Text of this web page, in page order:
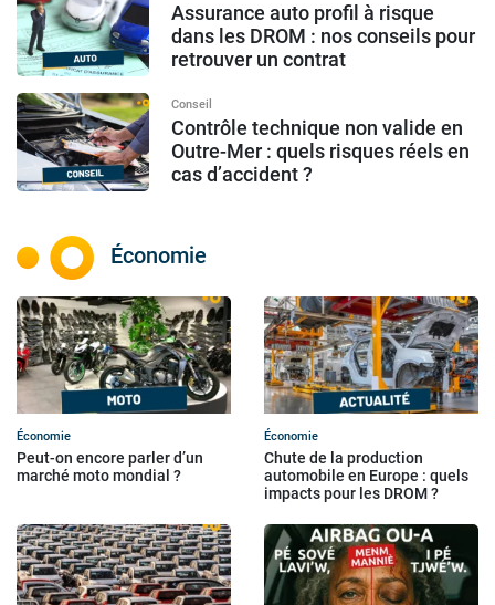
Assurance auto profil à risque
dans les DROM : nos conseils pour
retrouver un contrat
Conseil
Contrôle technique non valide en
Outre-Mer : quels risques réels en
cas d’accident ?
Économie
Économie
Peut-on encore parler d’un
marché moto mondial ?
Économie
Chute de la production
automobile en Europe : quels
impacts pour les DROM ?